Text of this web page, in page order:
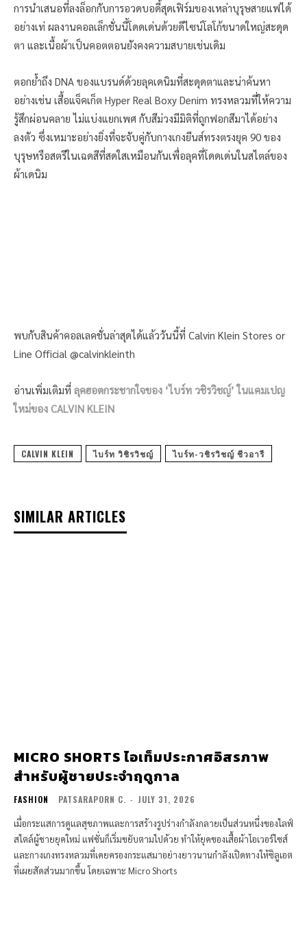
การนำเสนอที่ลงล็อกกับการอวดบอดี้สุดเฟิร์มของเหล่าบุรุษสายแฟได้
อย่างเท่ ผลงานคอลเล็กชั่นนี้โดดเด่นด้วยดีไซน์โลโก้ขนาดใหญ่สะดุด
ตา และเนื้อผ้าเป็นคอตตอนยังคงความสบายเช่นเดิม
ตอกย้ำถึง DNA ของแบรนด์ด้วยลุคเดนิมที่สะดุดตาและน่าค้นหา
อย่างเช่น เสื้อแจ็คเก็ต Hyper Real Boxy Denim ทรงหลวมที่ให้ความ
รู้สึกผ่อนคลาย ไม่แบ่งแยกเพศ กับสีม่วงมีมิติที่ถูกฟอกสีมาได้อย่าง
ลงตัว ซึ่งเหมาะอย่างยิ่งที่จะจับคู่กับกางเกงยีนส์ทรงตรงยุค 90 ของ
บุรุษหรือสตรีในเฉดสีที่สดใสเหมือนกันเพื่อลุคที่โดดเด่นในสไตล์ของ
ผ้าเดนิม
พบกับสินค้าคอลเลคชั่นล่าสุดได้แล้ววันนี้ที่ Calvin Klein Stores or
Line Official @‌calvinkleinth
อ่านเพิ่มเติมที่ ลุคฮอตกระชากใจของ ‘ไบร์ท วชิรวิชญ์’ ในแคมเปญ
ใหม่ของ CALVIN KLEIN
CALVIN KLEIN ไบร์ท วิชิรวิชญ์ ไบร์ท-วชิรวิชญ์ ชีวอารี
SIMILAR ARTICLES
MICRO SHORTS ไอเท็มประกาศอิสรภาพ
สำหรับผู้ชายประจำฤดูกาล
FASHION PATSARAPORN C. - JULY 31, 2026
เมื่อกระแสการดูแลสุขภาพและการสร้างรูปร่างกำลังกลายเป็นส่วนหนึ่งของไลฟ์
สไตล์ผู้ชายยุคใหม่ แฟชั่นก็เริ่มขยับตามไปด้วย ทำให้ยุคของเสื้อผ้าโอเวอร์ไซส์
และกางเกงทรงหลวมที่เคยครองกระแสมาอย่างยาวนานกำลังเปิดทางให้ซิลูเอต
ที่เผยสัดส่วนมากขึ้น โดยเฉพาะ Micro Shorts